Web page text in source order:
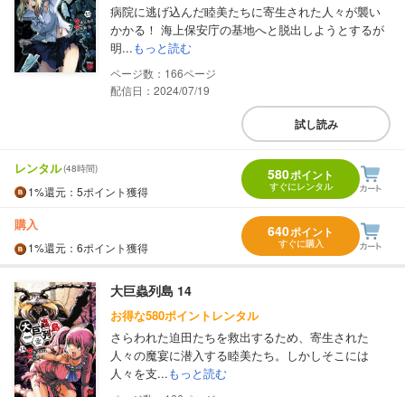
病院に逃げ込んだ睦美たちに寄生された人々が襲い
かかる！ 海上保安庁の基地へと脱出しようとするが
明...もっと読む
166
配信日：2024/07/19
試し読み
レンタル(48時間)
1%還元 ：5ポイント獲得
580ポイント
すぐにレンタル
購入
1%還元 ：6ポイント獲得
640ポイント
すぐに購入
大巨蟲列島 14
お得な580ポイントレンタル
さらわれた迫田たちを救出するため、寄生された
人々の魔宴に潜入する睦美たち。しかしそこには
人々を支...もっと読む